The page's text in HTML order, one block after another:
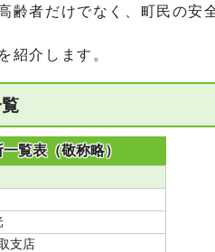
齢者だけでなく、町民の安
紹介します。
覧表（敬称略）
支店